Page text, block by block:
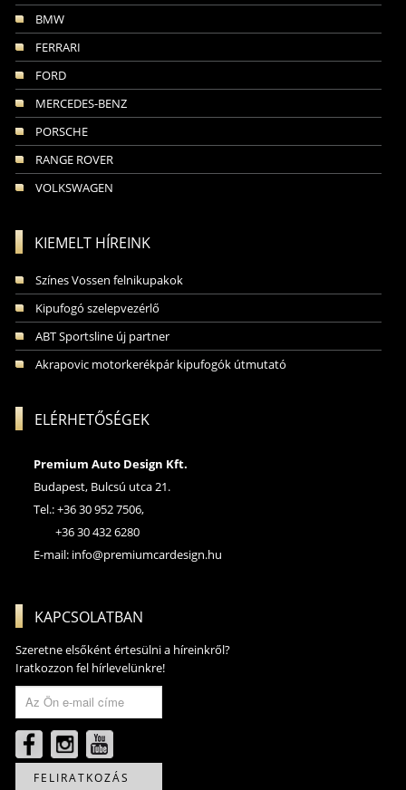
BMW
FERRARI
FORD
MERCEDES-BENZ
PORSCHE
RANGE ROVER
VOLKSWAGEN
KIEMELT HÍREINK
Színes Vossen felnikupakok
Kipufogó szelepvezérlő
ABT Sportsline új partner
Akrapovic motorkerékpár kipufogók útmutató
ELÉRHETŐSÉGEK
Premium Auto Design Kft.
Budapest, Bulcsú utca 21.
Tel.: +36 30 952 7506,
+36 30 432 6280
E-mail: info@premiumcardesign.hu
KAPCSOLATBAN
Szeretne elsőként értesülni a híreinkről?
Iratkozzon fel hírlevelünkre!
FELIRATKOZÁS